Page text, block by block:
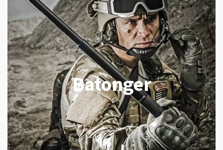
Batonger